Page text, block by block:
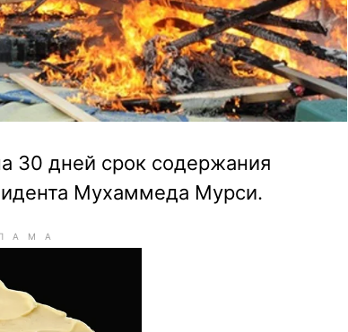
30 дней срок содержания
Мухаммеда Мурси.